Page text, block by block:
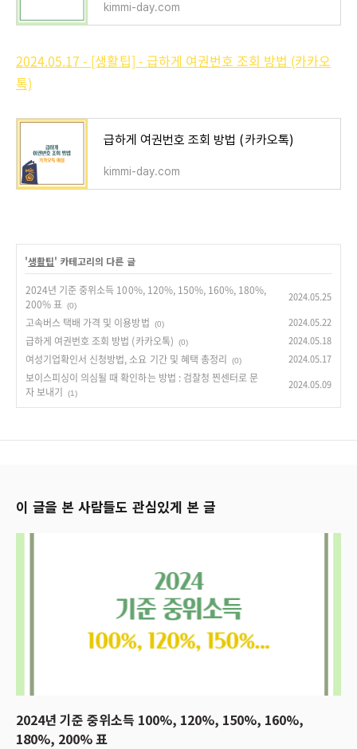
kimmi-day.com
2024.05.17 - [생활팁] - 급하게 여권번호 조회 방법 (카카오
톡)
급하게 여권번호 조회 방법 (카카오톡)
kimmi-day.com
'생활팁' 카테고리의 다른 글
2024년 기준 중위소득 100%, 120%, 150%, 160%, 180%,
200% 표
(0)
2024.05.25
고속버스 택배 가격 및 이용방법 (0) 2024.05.22
급하게 여권번호 조회 방법 (카카오톡) (0) 2024.05.18
여성기업확인서 신청방법, 소요 기간 및 혜택 총정리 (0) 2024.05.17
보이스피싱이 의심될 때 확인하는 방법 : 검찰청 찐센터로 문
자 보내기
(1)
2024.05.09
이 글을 본 사람들도 관심있게 본 글
2024년 기준 중위소득 100%, 120%, 150%, 160%,
180%, 200% 표